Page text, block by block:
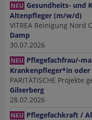
NEU Gesundheits- und
Altenpfleger (m/w/d)
VITREA Reinigung Nord
Damp
30.07.2026
NEU Pflegefachfrau/-
Krankenpfleger*in
PARITÄTISCHE Projekte
Gilserberg
28.07.2026
NEU Pflegefachkraft /